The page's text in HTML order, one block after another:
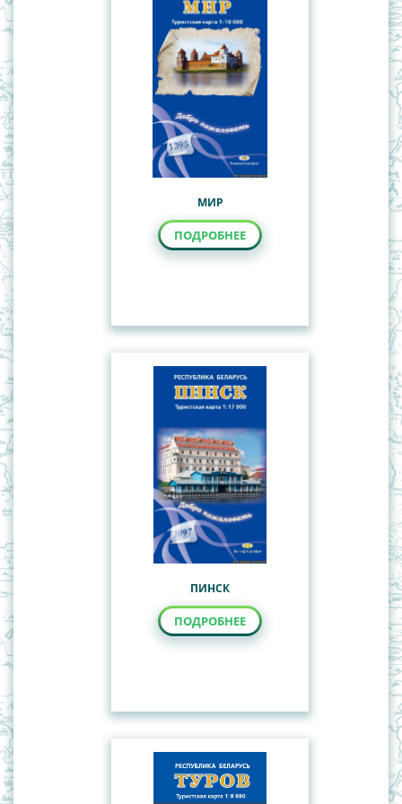
Общегеографические, обзорно-
топографические карты
Политико-административные карты Республики
Туристские карты
Учебные настенные карты
МИР
ПОДРОБНЕЕ
ПИНСК
ПОДРОБНЕЕ